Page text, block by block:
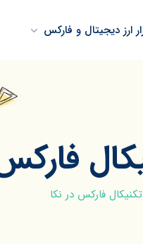
ارز دیجیتال و فارکس
فارکس در نکا